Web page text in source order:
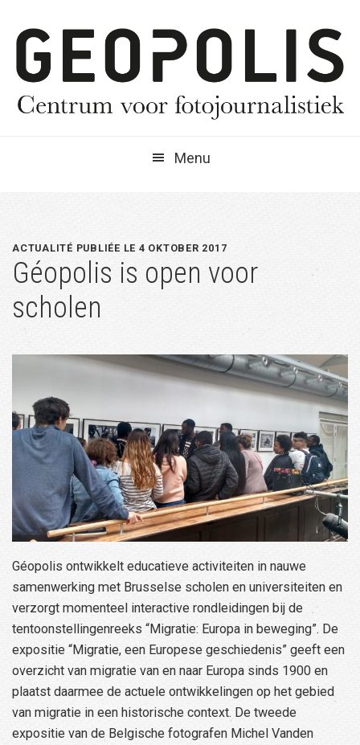
naar
hoofdnavigatie
naar
hoofd
inhoud
naar
eerste
sidebar
Menu
ACTUALITÉ PUBLIÉE LE 4 OKTOBER 2017
Géopolis is open voor
scholen
Géopolis ontwikkelt educatieve activiteiten in nauwe
samenwerking met Brusselse scholen en universiteiten en
verzorgt momenteel interactive rondleidingen bij de
tentoonstellingenreeks “Migratie: Europa in beweging”. De
expositie “Migratie, een Europese geschiedenis” geeft een
overzicht van migratie van en naar Europa sinds 1900 en
plaatst daarmee de actuele ontwikkelingen op het gebied
van migratie in een historische context. De tweede
expositie van de Belgische fotografen Michel Vanden